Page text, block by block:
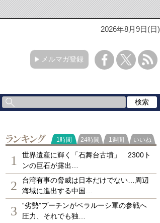
2026年8月9日(日)
メルマガ登録
ランキング
1時間 24時間 1週間 いいね
1
世界遺産に輝く「石舞台古墳」 2300ト
ンの巨石が露出…
2
台湾有事の脅威は日本だけでない…周辺
海域に進出する中国…
3
“劣勢”プーチンがベラルーシ軍の参戦へ
圧力、それでも独…